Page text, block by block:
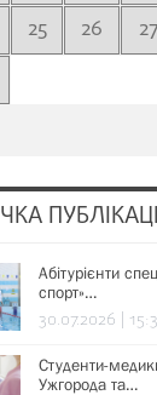
25 26 27
Абітурієнти
спорт»…
30.07.2026 |
Студенти-
Ужгорода та…